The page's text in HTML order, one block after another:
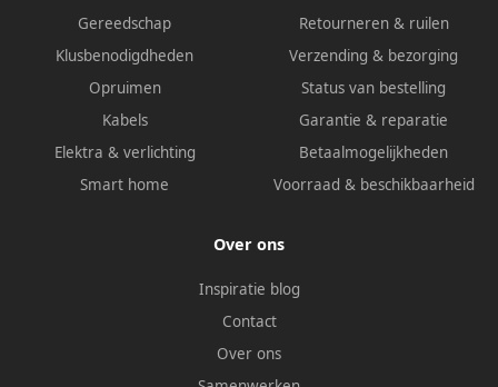
Gereedschap
Klusbenodigdheden
Opruimen
Kabels
Elektra & verlichting
Smart home
Retourneren & ruilen
Verzending & bezorging
Status van bestelling
Garantie & reparatie
Betaalmogelijkheden
Voorraad & beschikbaarheid
Over ons
Inspiratie blog
Contact
Over ons